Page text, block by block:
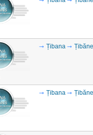
Țibana
Țibana